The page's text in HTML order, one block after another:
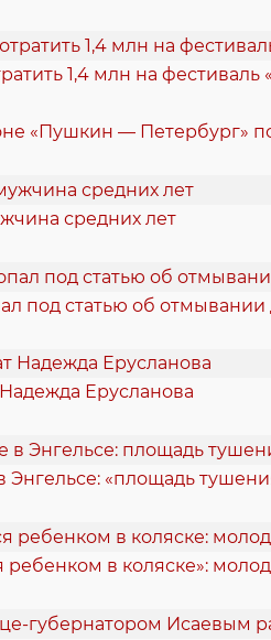
1,4 млн на фестиваль
«Пушкин — Петербург»
средних лет
под статью об отмывании
Ерусланова
«площадь
ребенком в коляске»: